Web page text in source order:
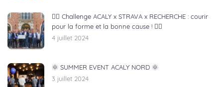
🏃‍♂️ Challenge ACALY x STRAVA x RECHERCHE : courir
pour la forme et la bonne cause ! 🏃‍♀️
4 juillet 2024
🌞 SUMMER EVENT ACALY NORD 🌞
3 juillet 2024